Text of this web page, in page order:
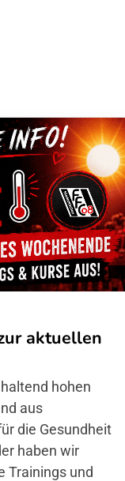
aktuellen
hohen
aus
die Gesundheit
haben wir
Trainings und